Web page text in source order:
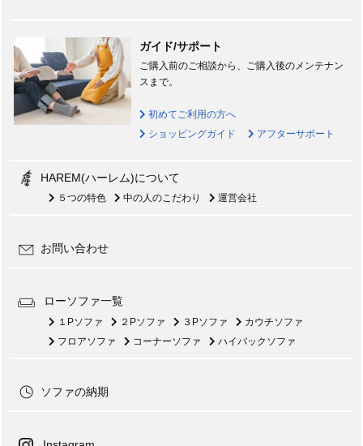
ガイド/サポート
ご購入前のご相談から、ご購入後のメンテナン
スまで。
初めてご利用の方へ
ショッピングガイド
アフターサポート
HAREM(ハーレム)について
５つの特色 中の人のこだわり 運営会社
お問い合わせ
ローソファ一覧
１Pソファ ２Pソファ ３Pソファ
カウチソファ
フロアソファ
コーナーソファ ハイバックソファ
ソファの納期